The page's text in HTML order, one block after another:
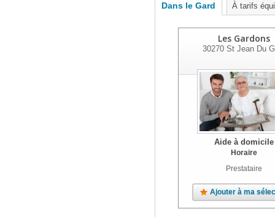
Dans le Gard À tarifs
Les Gardons
30270St Jean Du
Aide à domicile
Horaire
Prestataire
Ajouter à ma